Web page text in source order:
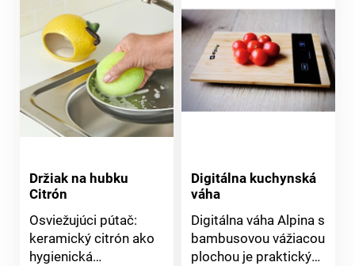
lyžicu (15 ml) a 4
odmerkami na ¼ (60
ml), ⅓ (80 ml), ½ (120
ml), 1 šálka (240 ml).
Držiak na hubku
Citrón
Osviežujúci pútač:
keramický citrón ako
hygienická
Digitálna kuchynská
váha
Digitálna váha Alpina s
bambusovou vážiacou
plochou je praktický